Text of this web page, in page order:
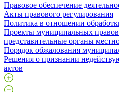
Правовое обеспечение
Акты правового регулирования
Политика в отношении
Проекты муниципальных
представительные органы
Порядок обжалования
Решения о признании
актов